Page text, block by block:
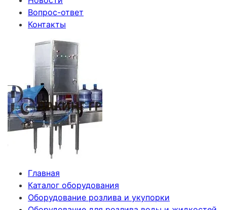
Вопрос-ответ
Контакты
Главная
Каталог оборудования
Оборудование розлива и укупорки